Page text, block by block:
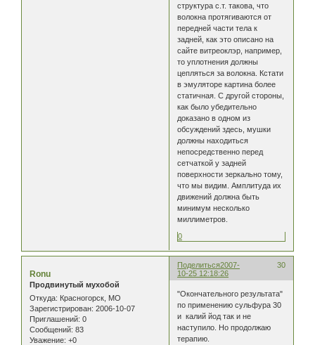
структура с.т. такова, что
волокна протягиваются от
передней части тела к
задней, как это описано на
сайте витреоклэр, например,
то уплотнения должны
цепляться за волокна. Кстати
в эмуляторе картина более
статичная. С другой стороны,
как было убедительно
доказано в одном из
обсуждений здесь, мушки
должны находиться
непосредственно перед
сетчаткой у задней
поверхности зеркально тому,
что мы видим. Амплитуда их
движений должна быть
минимум несколько
миллиметров.
0
Поделиться 30
2007-
10-25 12:18:26
Ronu
Продвинутый мухобой
Откуда: Красногорск, МО
Зарегистрирован: 2006-10-07
Приглашений: 0
Сообщений: 83
Уважение: +0
"Окончательного результата"
по применению сульфура 30
и калий йод так и не
наступило. Но продолжаю
терапию.